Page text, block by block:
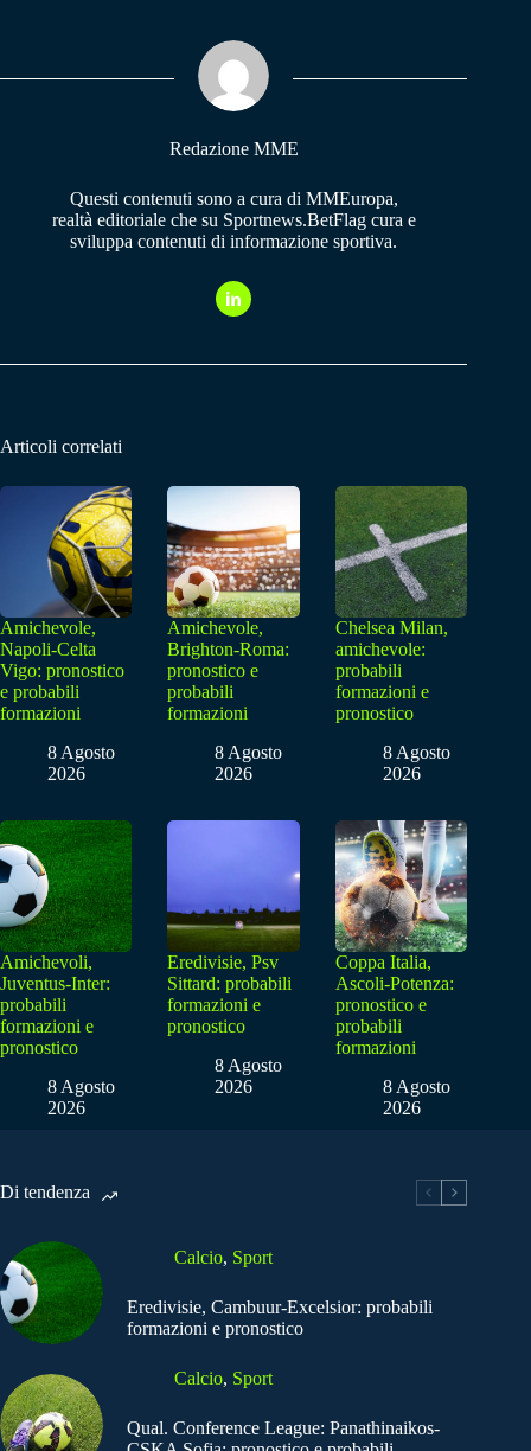
pp m
Redazione MME
Questi contenuti sono a cura di MMEuropa,
realtà editoriale che su Sportnews.BetFlag cura e
sviluppa contenuti di informazione sportiva.
Articoli correlati
Amichevole,
Napoli-Celta
Vigo: pronostico
e probabili
formazioni
8 Agosto
2026
Amichevole,
Brighton-Roma:
pronostico e
probabili
formazioni
8 Agosto
2026
Chelsea Milan,
amichevole:
probabili
formazioni e
pronostico
8 Agosto
2026
Amichevoli,
Juventus-Inter:
probabili
formazioni e
pronostico
8 Agosto
2026
Eredivisie, Psv
Sittard: probabili
formazioni e
pronostico
8 Agosto
2026
Coppa Italia,
Ascoli-Potenza:
pronostico e
probabili
formazioni
8 Agosto
2026
Di tendenza
Calcio, Sport
Eredivisie, Cambuur-Excelsior: probabili
formazioni e pronostico
Calcio, Sport
Qual. Conference League: Panathinaikos-